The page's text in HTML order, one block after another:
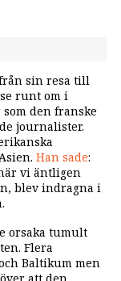
sin resa till
runt om i
den franske
journalister.
Han sade:
vi äntligen
blev indragna i
orsaka tumult
Flera
Baltikum men